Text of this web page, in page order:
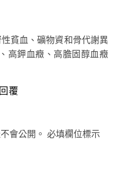
貧血、礦物資和骨代謝異
高鉀血癥、高膽固醇血癥
覆
會公開。 必填欄位標示